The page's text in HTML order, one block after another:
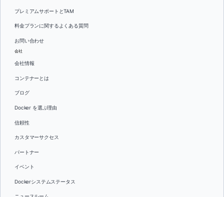
プレミアムサポートとTAM
料金プランに関するよくある質問
お問い合わせ
会社
会社情報
コンテナーとは
ブログ
Docker を選ぶ理由
信頼性
カスタマーサクセス
パートナー
イベント
Dockerシステムステータス